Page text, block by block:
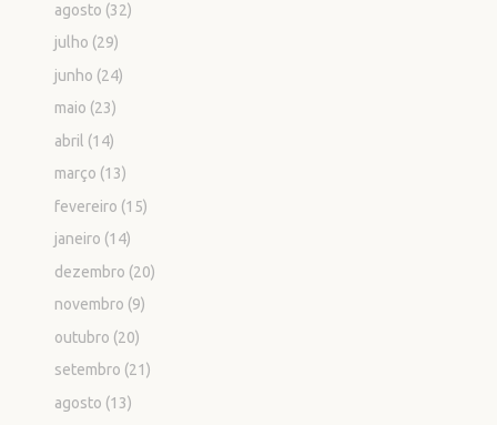
agosto (32)
julho (29)
junho (24)
maio (23)
abril (14)
março (13)
fevereiro (15)
janeiro (14)
dezembro (20)
novembro (9)
outubro (20)
setembro (21)
agosto (13)